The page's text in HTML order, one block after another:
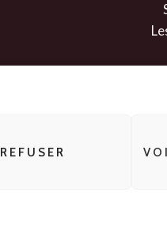
REFUSER